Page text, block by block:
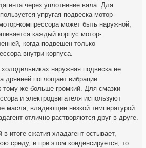
через уплотнение вала. Для
упругая подвеска мотор-
компрессора может быть наружной,
каждый корпус мотор-
когда подвешен только
внутри корпуса.
наружная подвеска не
дрянней поглощает вибрации
тому же больше громкий. Для смазки
и электродвигателя используют
масла, владеющие низкой температурой
отлично растворяются друг в друге.
в итоге сжатия хладагент остывает,
среду, и при этом конденсируется, то